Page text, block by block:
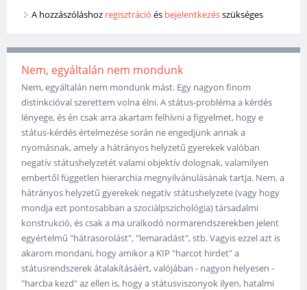
A hozzászóláshoz regisztráció és bejelentkezésszükséges
Nem, egyáltalán nem mondunk
Nem, egyáltalán nem mondunk mást. Egy nagyon finom
distinkcióval szerettem volna élni. A státus-probléma a kérdés
lényege, és én csak arra akartam felhívni a figyelmet, hogy e
státus-kérdés értelmezése során ne engedjünk annak a
nyomásnak, amely a hátrányos helyzetű gyerekek valóban
negatív státushelyzetét valami objektív dolognak, valamilyen
embertől független hierarchia megnyilvánulásának tartja. Nem, a
hátrányos helyzetű gyerekek negatív státushelyzete (vagy hogy
mondja ezt pontosabban a szociálpszichológia) társadalmi
konstrukció, és csak a ma uralkodó normarendszerekben jelent
egyértelmű "hátrasorolást", "lemaradást", stb. Vagyis ezzel azt is
akarom mondani, hogy amikor a KIP "harcot hirdet" a
státusrendszerek átalakításáért, valójában - nagyon helyesen -
"harcba kezd" az ellen is, hogy a státusviszonyok ilyen, hatalmi